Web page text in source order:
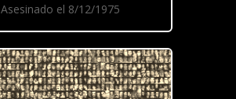
Asesinado el 8/12/1975